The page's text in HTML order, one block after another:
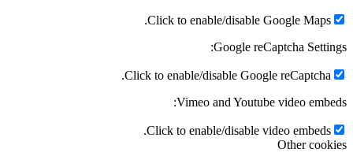
Click to enable/disable Google
Google reCaptcha
Click to enable/disable Google
Vimeo and Youtube video
Click to enable/disable video
Other